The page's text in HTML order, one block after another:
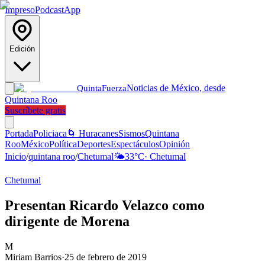
ImpresoPodcastApp
Edición
QuintaFuerzaNoticias de México, desde
Quintana Roo
Suscríbete gratis
PortadaPoliciaca 🌀 HuracanesSismosQuintana
RooMéxicoPolíticaDeportesEspectáculosOpinión
Inicio/quintana roo/Chetumal🌤️33°C· Chetumal
Chetumal
Presentan Ricardo Velazco como
dirigente de Morena
M
Miriam Barrios·25 de febrero de 2019